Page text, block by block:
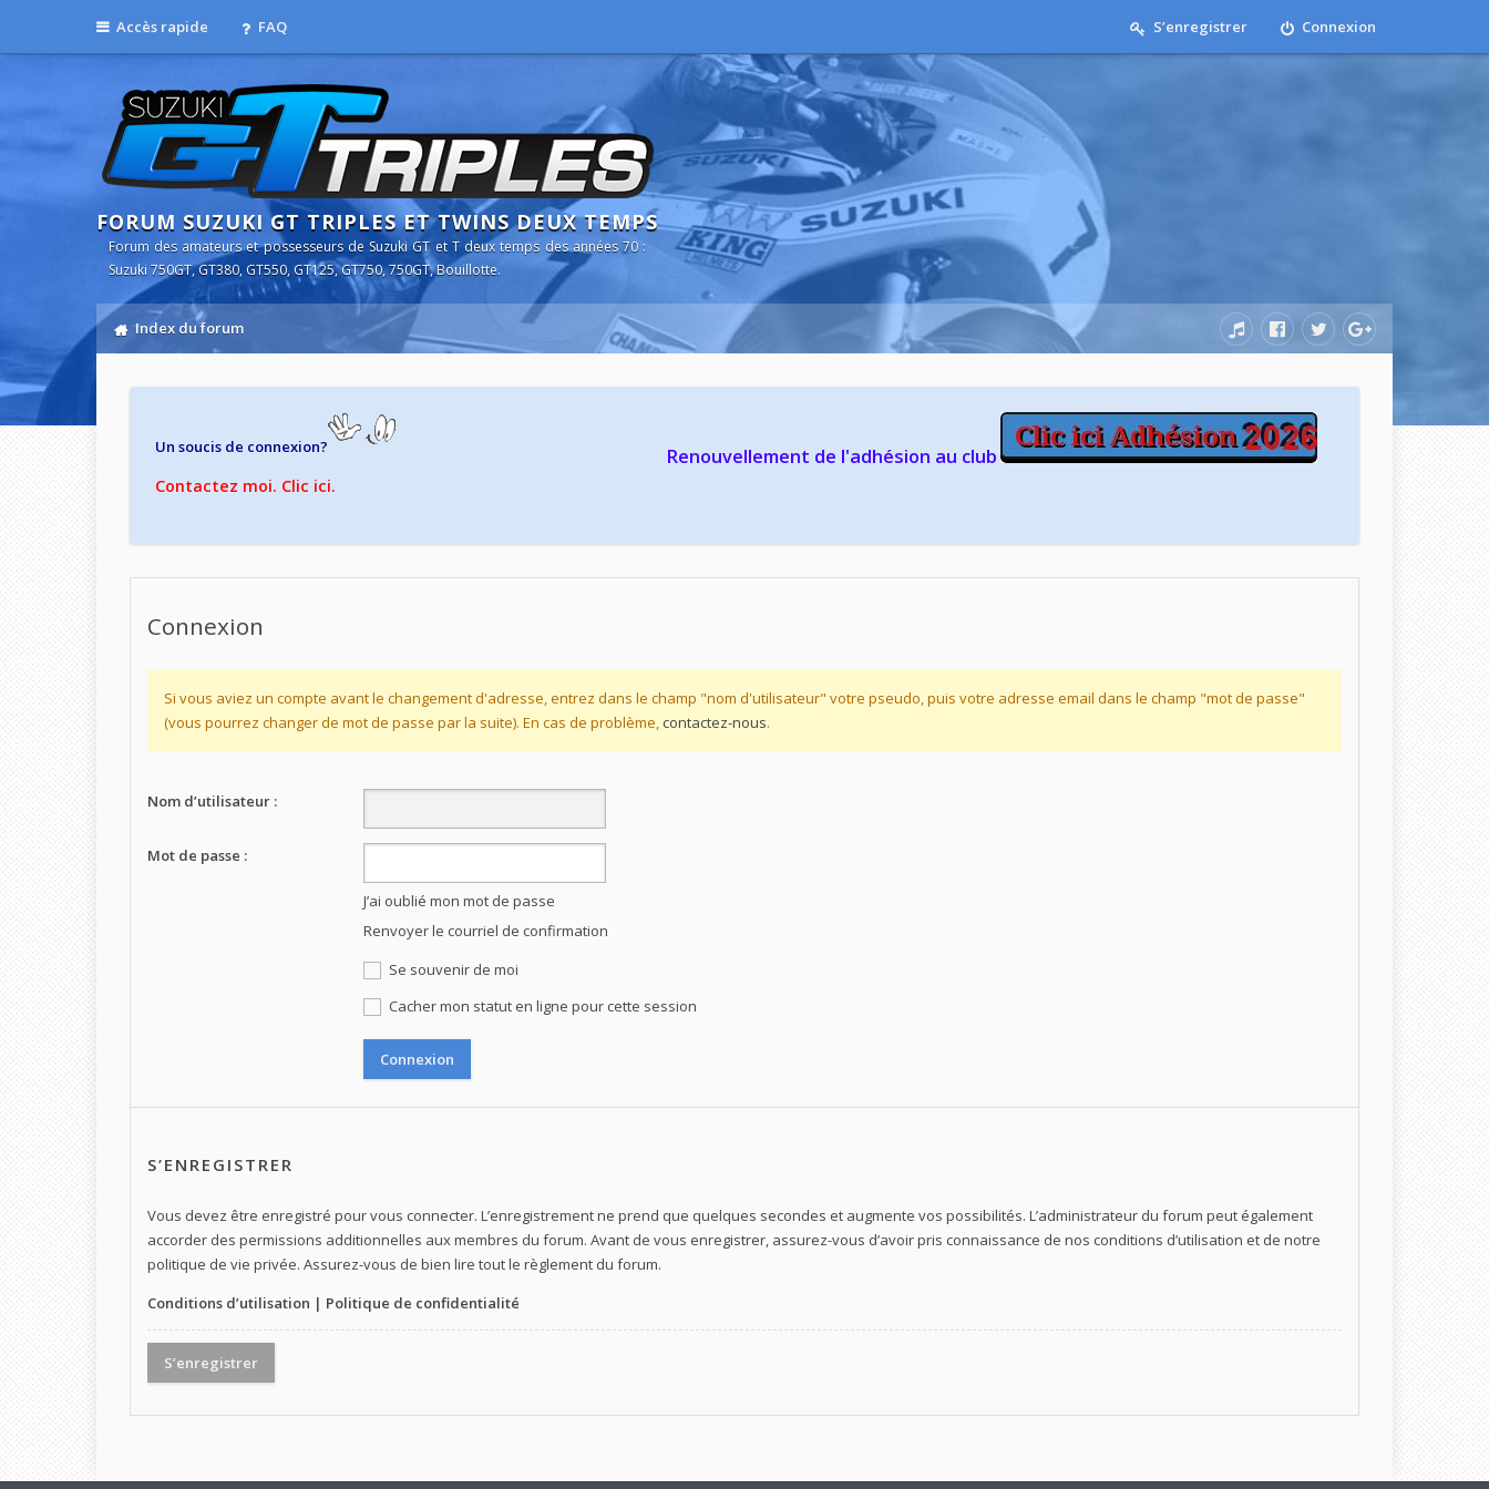
Accès rapide FAQ Connexion
S’enregistrer
FORUM SUZUKI GT TRIPLES ET TWINS DEUX TEMPS
Forum des amateurs et possesseurs de Suzuki GT et T deux temps des années 70 :
Suzuki 750GT, GT380, GT550, GT125, GT750, 750GT, Bouillotte.
Index du forum
Un soucis de connexion?
Contactez moi. Clic ici.
Renouvellement de l'adhésion au club
Connexion
Si vous aviez un compte avant le changement d'adresse, entrez dans le champ "nom d'utilisateur" votre pseudo, puis votre adresse email dans le champ "mot de passe"
(vous pourrez changer de mot de passe par la suite). En cas de problème, contactez-nous.
Nom d’utilisateur :
Mot de passe :
J’ai oublié mon mot de passe
Renvoyer le courriel de confirmation
Se souvenir de moi
Cacher mon statut en ligne pour cette session
S’ENREGISTRER
Vous devez être enregistré pour vous connecter. L’enregistrement ne prend que quelques secondes et augmente vos possibilités. L’administrateur du forum peut également
accorder des permissions additionnelles aux membres du forum. Avant de vous enregistrer, assurez-vous d’avoir pris connaissance de nos conditions d’utilisation et de notre
politique de vie privée. Assurez-vous de bien lire tout le règlement du forum.
Conditions d’utilisation | Politique de confidentialité
S’enregistrer